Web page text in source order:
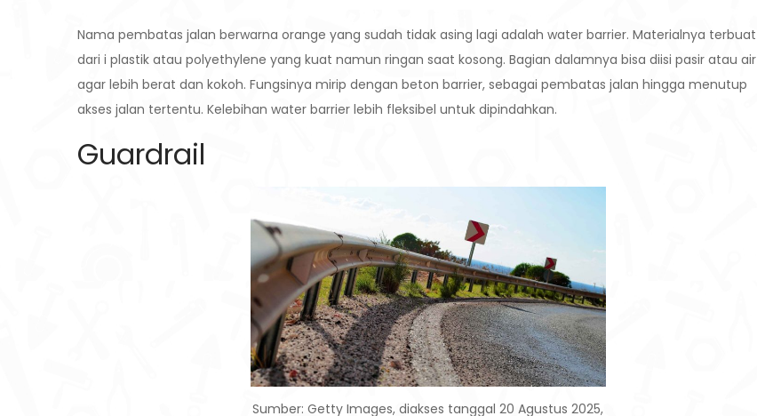
Nama pembatas jalan berwarna orange yang sudah tidak asing lagi adalah water barrier. Materialnya terbuat
dari i plastik atau polyethylene yang kuat namun ringan saat kosong. Bagian dalamnya bisa diisi pasir atau air
agar lebih berat dan kokoh. Fungsinya mirip dengan beton barrier, sebagai pembatas jalan hingga menutup
akses jalan tertentu. Kelebihan water barrier lebih fleksibel untuk dipindahkan.
Guardrail
Sumber: Getty Images, diakses tanggal 20 Agustus 2025,